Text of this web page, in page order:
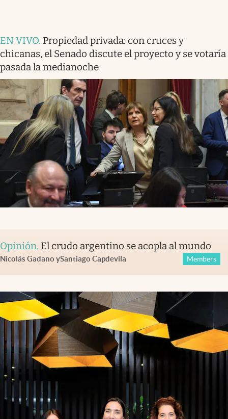
EN VIVO. Propiedad privada: con cruces y
chicanas, el Senado discute el proyecto y se votaría
pasada la medianoche
Opinión. El crudo argentino se acopla al mundo
Nicolás Gadano ySantiago Capdevila Members